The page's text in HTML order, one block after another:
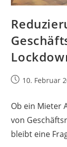
10. Februar
Ob ein Mieter
von
bleibt eine